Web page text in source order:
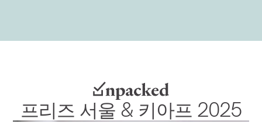
프리즈 서울 & 키아프 2025